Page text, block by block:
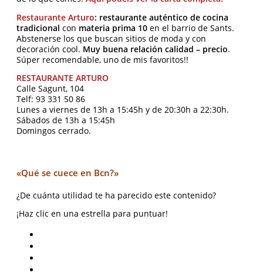
Restaurante Arturo: restaurante auténtico de cocina
tradicional con materia prima 10 en el barrio de Sants.
Abstenerse los que buscan sitios de moda y con
decoración cool. Muy buena relación calidad – precio.
Súper recomendable, uno de mis favoritos!!
RESTAURANTE ARTURO
Calle Sagunt, 104
Telf: 93 331 50 86
Lunes a viernes de 13h a 15:45h y de 20:30h a 22:30h.
Sábados de 13h a 15:45h
Domingos cerrado.
«Qué se cuece en Bcn?»
¿De cuánta utilidad te ha parecido este contenido?
¡Haz clic en una estrella para puntuar!